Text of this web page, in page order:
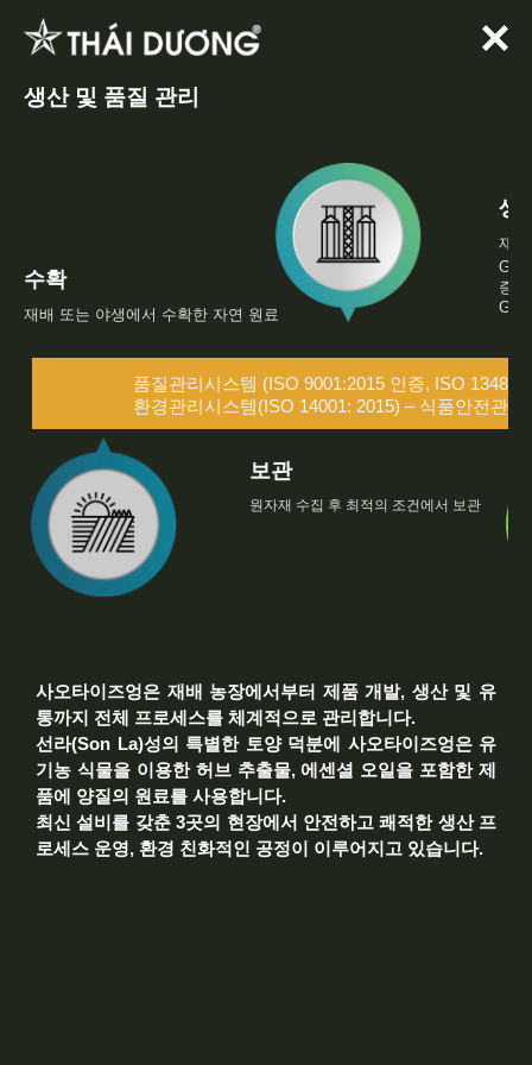
생산 및 품질 관리
수확
재배 또는 야생에서 수확한 자연 원료
생
재
증서
품질관리시스템 (ISO 9001:2015 인증, ISO
환경관리시스템(ISO 14001: 2015) – 식품안전관
보관
원자재 수집 후 최적의 조건에서 보관
사오타이즈엉은 재배 농장에서부터 제품 개발, 생산 및 유
통까지 전체 프로세스를 체계적으로 관리합니다.
선라(Son La)성의 특별한 토양 덕분에 사오타이즈엉은 유
기농 식물을 이용한 허브 추출물, 에센셜 오일을 포함한 제
품에 양질의 원료를 사용합니다.
최신 설비를 갖춘 3곳의 현장에서 안전하고 쾌적한 생산 프
로세스 운영, 환경 친화적인 공정이 이루어지고 있습니다.